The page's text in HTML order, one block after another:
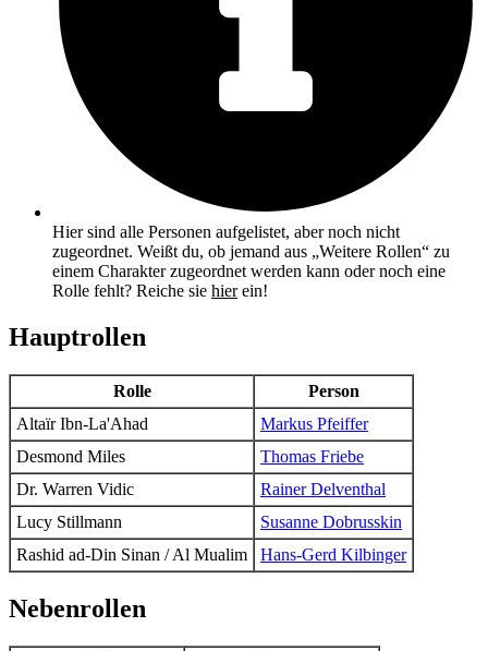
Hier sind alle Personen aufgelistet, aber noch nicht
zugeordnet. Weißt du, ob jemand aus „Weitere Rollen“ zu
einem Charakter zugeordnet werden kann oder noch eine
Rolle fehlt? Reiche sie hierein!
Hauptrollen
Rolle
Person
Altaïr Ibn-La'Ahad
Markus Pfeiffer
Desmond Miles
Thomas Friebe
Dr. Warren Vidic
Rainer Delventhal
Lucy Stillmann
Susanne Dobrusskin
Rashid ad-Din Sinan / Al Mualim
Hans-Gerd Kilbinger
Nebenrollen